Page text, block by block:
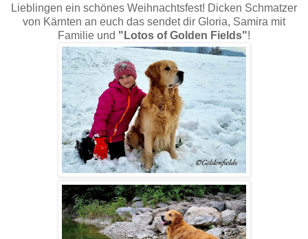
Lieblingen ein schönes Weihnachtsfest! Dicken Schmatzer
von Kärnten an euch das sendet dir Gloria, Samira mit
Familie und "Lotos of Golden Fields"!